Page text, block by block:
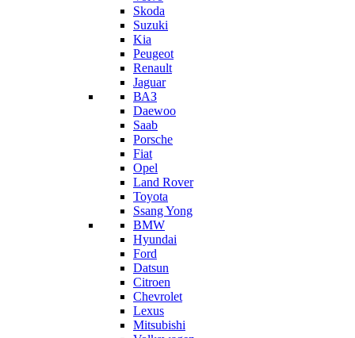
Skoda
Suzuki
Kia
Peugeot
Renault
Jaguar
ВАЗ
Daewoo
Saab
Porsche
Fiat
Opel
Land Rover
Toyota
Ssang Yong
BMW
Hyundai
Ford
Datsun
Citroen
Chevrolet
Lexus
Mitsubishi